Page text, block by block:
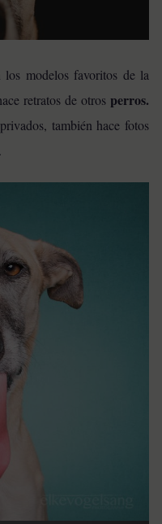
modelos favoritos de la
retratos de otros perros.
también hace fotos